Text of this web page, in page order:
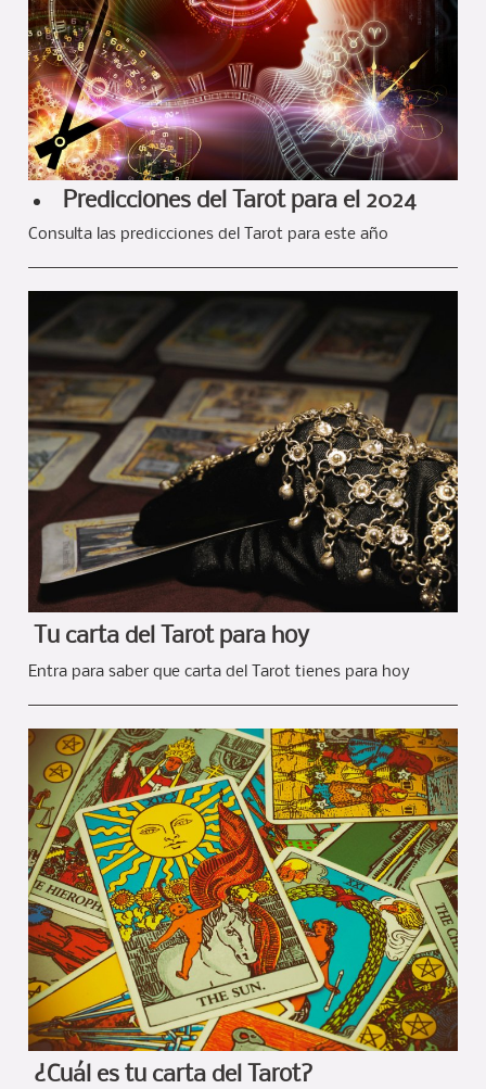
Predicciones del Tarot para el 2024
Consulta las predicciones del Tarot para este año
Tu carta del Tarot para hoy
Entra para saber que carta del Tarot tienes para hoy
¿Cuál es tu carta del Tarot?